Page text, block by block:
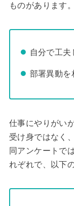
ものがあります。
自分で工夫
部署異動を
仕事にやりがい
受け身ではなく
同アンケートで
れぞれで、以下